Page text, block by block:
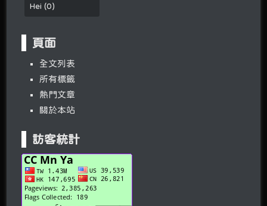
Hei(0)
頁面
全文列表
所有標籤
熱門文章
關於本站
訪客統計